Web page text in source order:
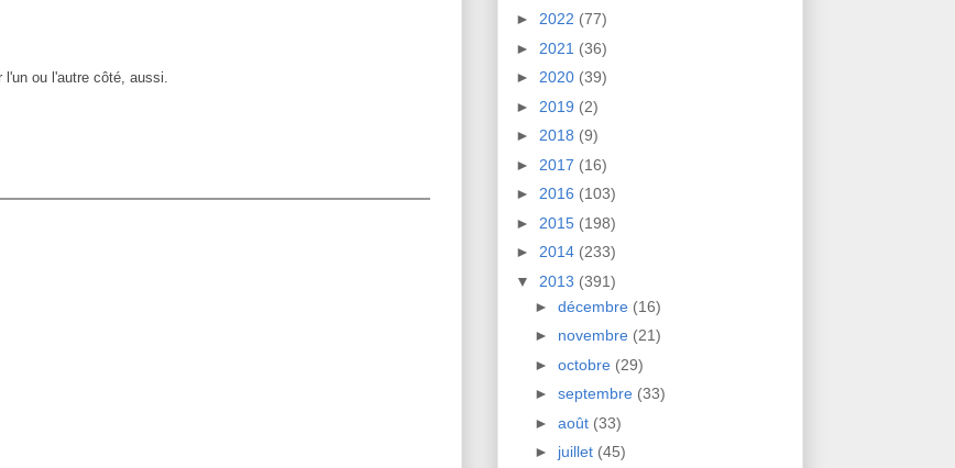
l'un ou l'autre côté, aussi.
► 2022 (77)
► 2021 (36)
► 2020 (39)
► 2019 (2)
► 2018 (9)
► 2017 (16)
► 2016 (103)
► 2015 (198)
► 2014 (233)
▼ 2013 (391)
► décembre (16)
► novembre (21)
► octobre (29)
► septembre (33)
► août (33)
► juillet (45)